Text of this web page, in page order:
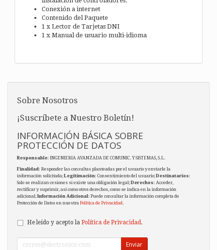
Conexión a internet
Contenido del Paquete
1 x Lector de Tarjetas DNI
1 x Manual de usuario multi-idioma
Sobre Nosotros
¡Suscríbete a Nuestro Boletín!
INFORMACIÓN BÁSICA SOBRE
PROTECCIÓN DE DATOS
Responsable: INGENIERIA AVANZADA DE COMUNIC. Y SISTEMAS, S.L.
Finalidad: Responder las consultas planteadas por el usuario y enviarle la
información solicitada;Legitimación: Consentimiento del usuario;Destinatarios:
Solo se realizan cesiones si existe una obligación legal;Derechos: Acceder,
rectificar y suprimir, así como otros derechos, como se indica en la información
adicional;Información Adicional: Puede consultar la información completa de
Protección de Datos en nuestra Política de Privacidad.
He leído y acepto la Política de Privacidad .
Enviar